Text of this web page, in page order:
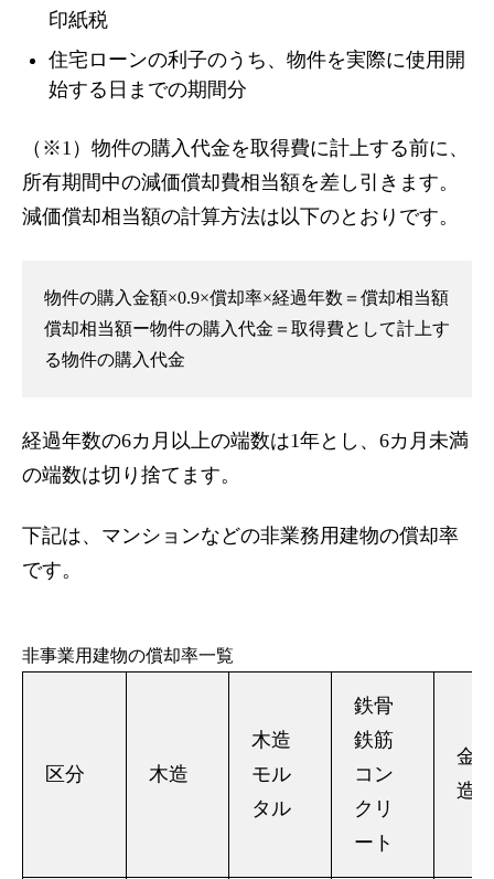
印紙税
住宅ローンの利子のうち、物件を実際に使用開
始する日までの期間分
（※1）物件の購入代金を取得費に計上する前に、
所有期間中の減価償却費相当額を差し引きます。
減価償却相当額の計算方法は以下のとおりです。
物件の購入金額×0.9×償却率×経過年数＝償却相当額
償却相当額ー物件の購入代金＝取得費として計上す
る物件の購入代金
経過年数の6カ月以上の端数は1年とし、6カ月未満
の端数は切り捨てます。
下記は、マンションなどの非業務用建物の償却率
です。
非事業用建物の償却率一覧
区分 木造
木造
モル
タル
鉄骨
鉄筋
コン
クリ
ート
金
造